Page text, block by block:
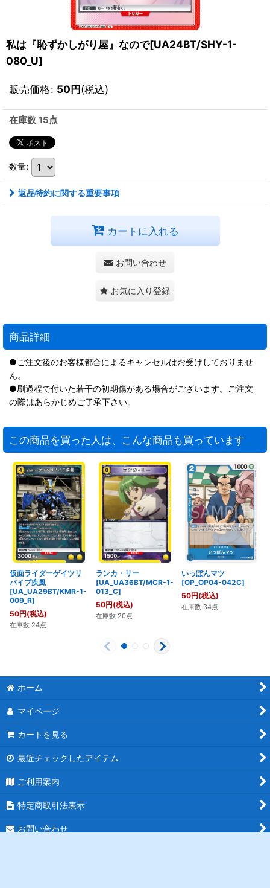
私は『恥ずかしがり屋』なので[UA24BT/SHY-1-
080_U]
販売価格: 50円(税込)
在庫数 15点
数量:
返品特約に関する重要事項
カートに入れる
お問い合わせ
お気に入り登録
商品詳細
●ご注文後のお客様都合によるキャンセルはお受けしておりませ
ん。
●刷過程で付いた若干の初期傷がある場合がございます。ご注文
の際はあらかじめご了承下さい。
この商品を買った人は、こんな商品も買っています
仮面ライダーゲイツリ
バイブ疾風
[UA_UA29BT/KMR-1-
009_R]
50円(税込)
在庫数 24点
ランカ・リー
[UA_UA36BT/MCR-1-
013_C]
50円(税込)
在庫数 20点
いっぽんマツ
[OP_OP04-042C]
50円(税込)
在庫数 34点
ホーム
マイページ
カートを見る
最近チェックしたアイテム
ご利用案内
特定商取引法表示
お問い合わせ